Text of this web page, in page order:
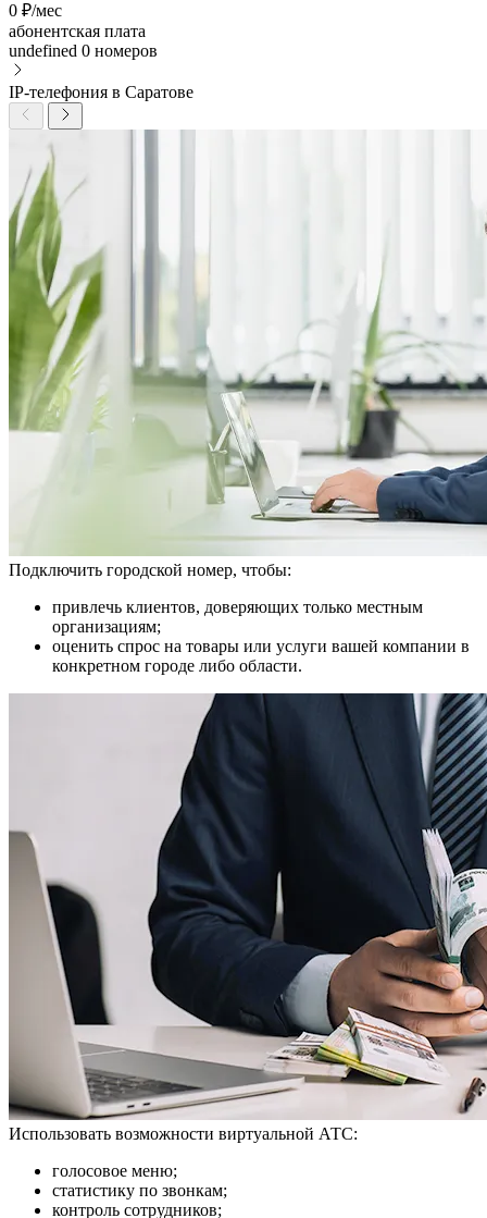
0 ₽/мес
абонентская плата
undefined 0 номеров
IP-телефония в Саратове
Подключить городской номер, чтобы:
привлечь клиентов, доверяющих только местным
организациям;
оценить спрос на товары или услуги вашей компании в
конкретном городе либо области.
Использовать возможности виртуальной АТС:
голосовое меню;
статистику по звонкам;
контроль сотрудников;